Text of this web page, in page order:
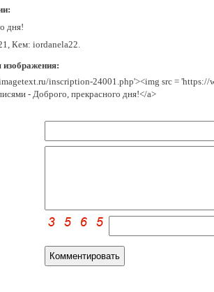
дня!
Кем: iordanela22.
inscription-24001.php'><img src =
- Доброго, прекраcного дня!</a>